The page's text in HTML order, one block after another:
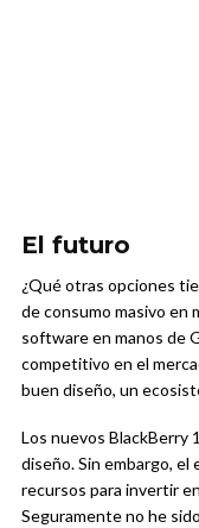
El futuro
¿Qué otras opciones
de consumo masivo en
software en manos de
competitivo en el
buen diseño, un
Los nuevos BlackBerry
diseño. Sin embargo,
recursos para invertir
Seguramente no he